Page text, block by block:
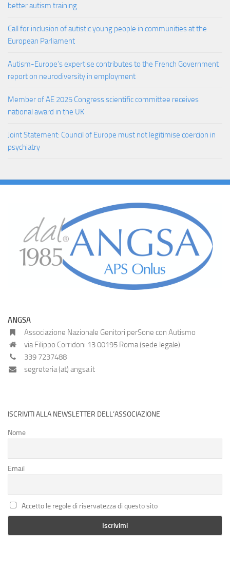
better autism training
Call for inclusion of autistic young people in communities at the
European Parliament
Autism-Europe’s expertise contributes to the French Government
report on neurodiversity in employment
Member of AE 2025 Congress scientific committee receives
national award in the UK
Joint Statement: Council of Europe must not legitimise coercion in
psychiatry
ANGSA
Associazione Nazionale Genitori perSone con Autismo
via Filippo Corridoni 13 00195 Roma (sede legale)
339 7237488
segreteria (at) angsa.it
ISCRIVITI ALLA NEWSLETTER DELL’ASSOCIAZIONE
Nome
Email
Accetto le regole di riservatezza di questo sito